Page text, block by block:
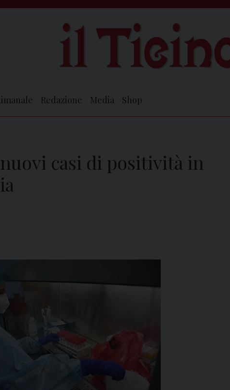
Redazione Media Shop
casi di positività in